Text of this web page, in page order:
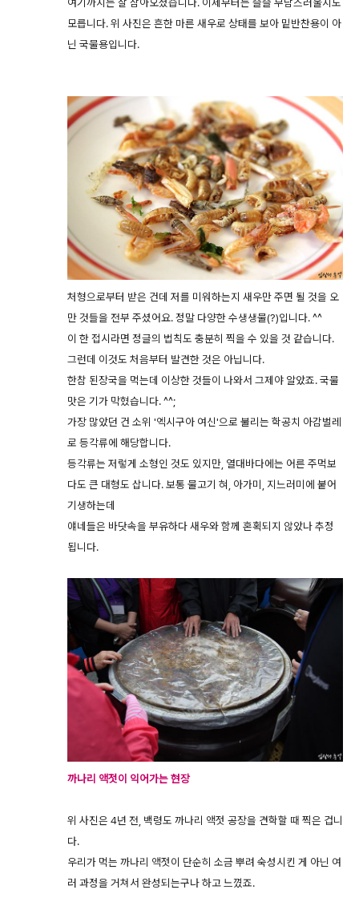
모릅니다. 위 사진은 흔한 마른 새우로 상태를 보아 밑반찬용이 아
닌 국물용입니다.
처형으로부터 받은 건데 저를 미워하는지 새우만 주면 될 것을 오
만 것들을 전부 주셨어요. 정말 다양한 수생생물(?)입니다. ^^
이 한 접시라면 정글의 법칙도 충분히 찍을 수 있을 것 같습니다.
그런데 이것도 처음부터 발견한 것은 아닙니다.
한참 된장국을 먹는데 이상한 것들이 나와서 그제야 알았죠. 국물
맛은 기가 막혔습니다. ^^;
가장 많았던 건 소위 '엑시구아 여신'으로 불리는 학공치 아감벌레
로 등각류에 해당합니다.
등각류는 저렇게 소형인 것도 있지만, 열대바다에는 어른 주먹보
다도 큰 대형도 삽니다. 보통 물고기 혀, 아가미, 지느러미에 붙어
기생하는데
얘네들은 바닷속을 부유하다 새우와 함께 혼획되지 않았나 추정
됩니다.
까나리 액젓이 익어가는 현장
위 사진은 4년 전, 백령도 까나리 액젓 공장을 견학할 때 찍은 겁니
다.
우리가 먹는 까나리 액젓이 단순히 소금 뿌려 숙성시킨 게 아닌 여
러 과정을 거쳐서 완성되는구나 하고 느꼈죠.